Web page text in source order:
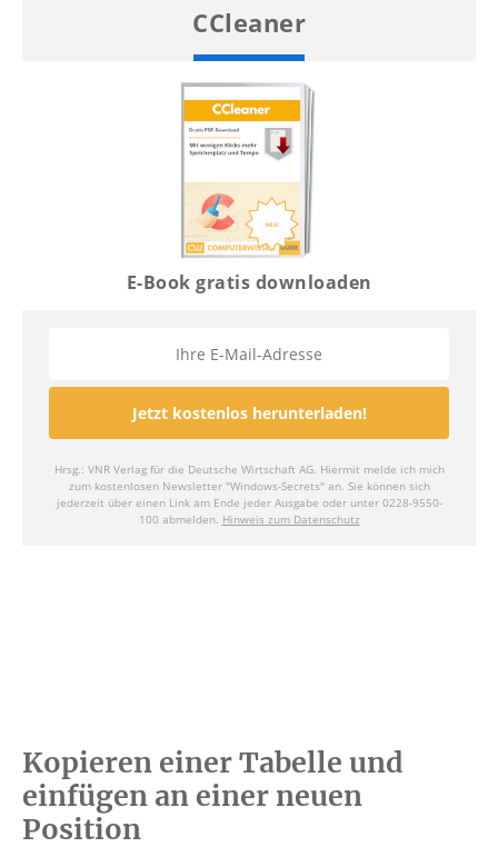
Kopieren einer Tabelle und
einfügen an einer neuen
Position